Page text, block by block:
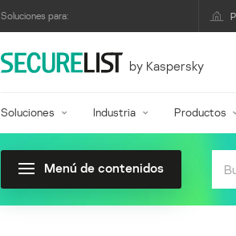
Soluciones para:
by Kaspersky
Soluciones Industria Productos
Menú de contenidos